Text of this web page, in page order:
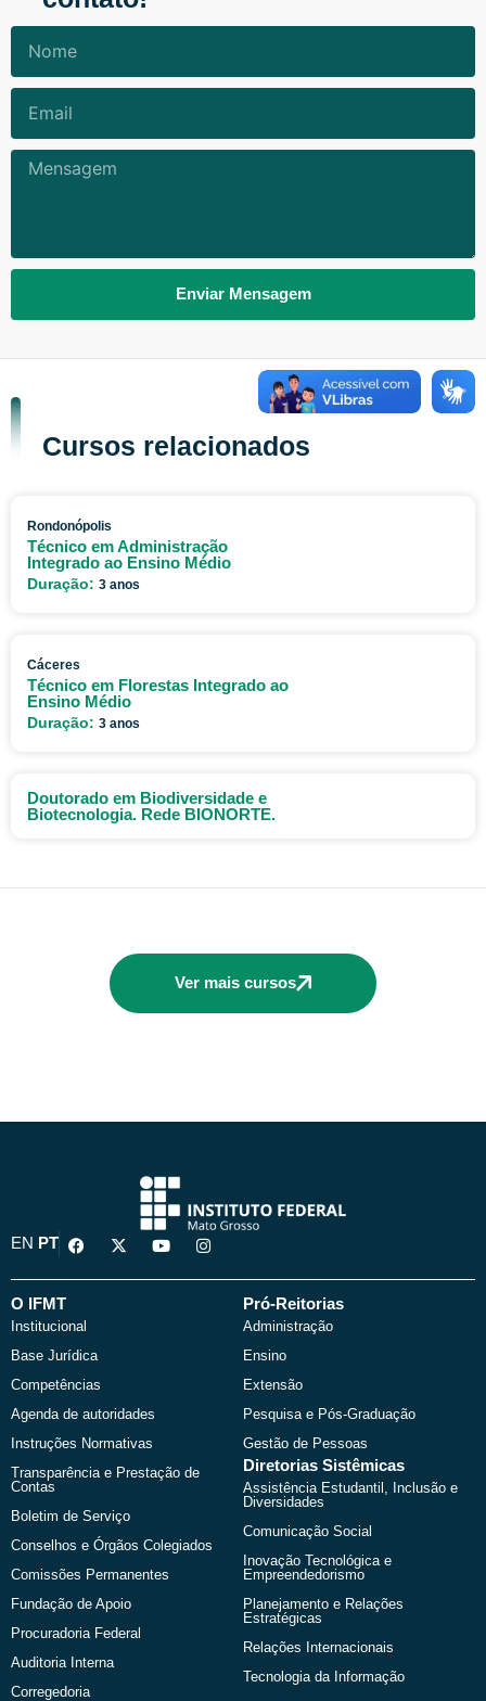
Mensagem
Enviar Mensagem
Cursos relacionados
Rondonópolis
Técnico em Administração
Integrado ao Ensino Médio
Duração: 3 anos
Cáceres
Técnico em Florestas Integrado ao
Ensino Médio
Duração: 3 anos
Doutorado em Biodiversidade e
Biotecnologia. Rede BIONORTE.
Ver mais cursos
EN PT
F
a
e
o
k
X
-
w
Y
o
t
I
n
t
O IFMT
Institucional
Base Jurídica
Competências
Agenda de autoridades
Instruções Normativas
Transparência e Prestação de
Contas
Boletim de Serviço
Conselhos e Órgãos Colegiados
Comissões Permanentes
Fundação de Apoio
Procuradoria Federal
Auditoria Interna
Corregedoria
Pró-Reitorias
Administração
Ensino
Extensão
Pesquisa e Pós-Graduação
Gestão de Pessoas
Diretorias Sistêmicas
Assistência Estudantil, Inclusão e
Diversidades
Comunicação Social
Inovação Tecnológica e
Empreendedorismo
Planejamento e Relações
Estratégicas
Relações Internacionais
Tecnologia da Informação